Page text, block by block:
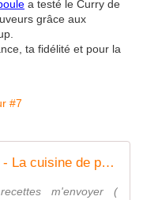
a testé le Curry de
grâce aux
ta fidélité et pour la
Curry au poulet et aux légumes - La cuisine de poupoule
m'envoyer (